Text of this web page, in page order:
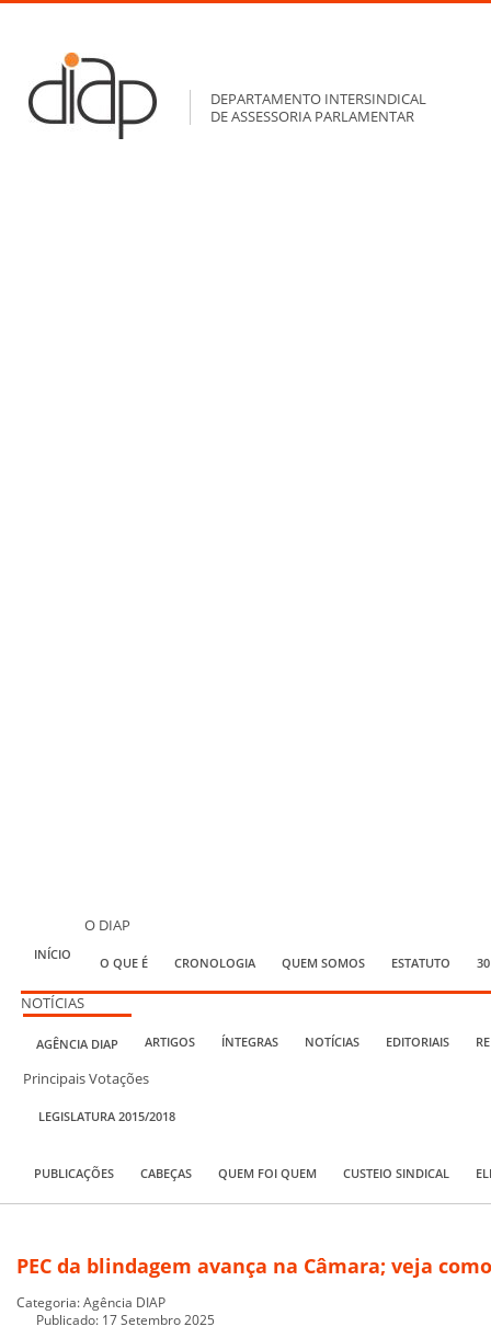
DEPARTAMENTO INTERSINDICAL
DE ASSESSORIA PARLAMENTAR
INÍCIO
O DIAP
O QUE É CRONOLOGIA QUEM SOMOS ESTATUTO
NOTÍCIAS
AGÊNCIA DIAP ARTIGOS ÍNTEGRAS NOTÍCIAS EDITORIAIS
Principais Votações
LEGISLATURA 2015/2018
PUBLICAÇÕES CABEÇAS QUEM FOI QUEM CUSTEIO SINDICAL
PEC da blindagem avança na Câmara; veja
Categoria:Agência DIAP
Publicado: 17 Setembro 2025